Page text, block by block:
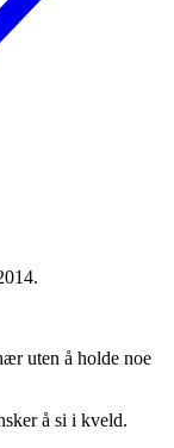
uten å holde noe
å si i kveld.